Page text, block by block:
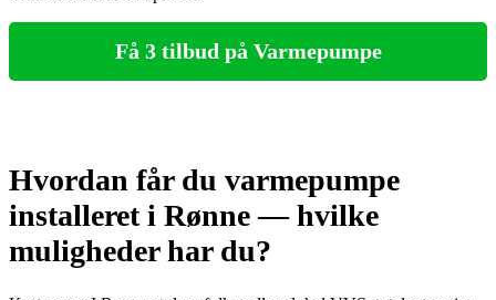
Få 3 tilbud på Varmepumpe
Hvordan får du varmepumpe
installeret i Rønne — hvilke
muligheder har du?